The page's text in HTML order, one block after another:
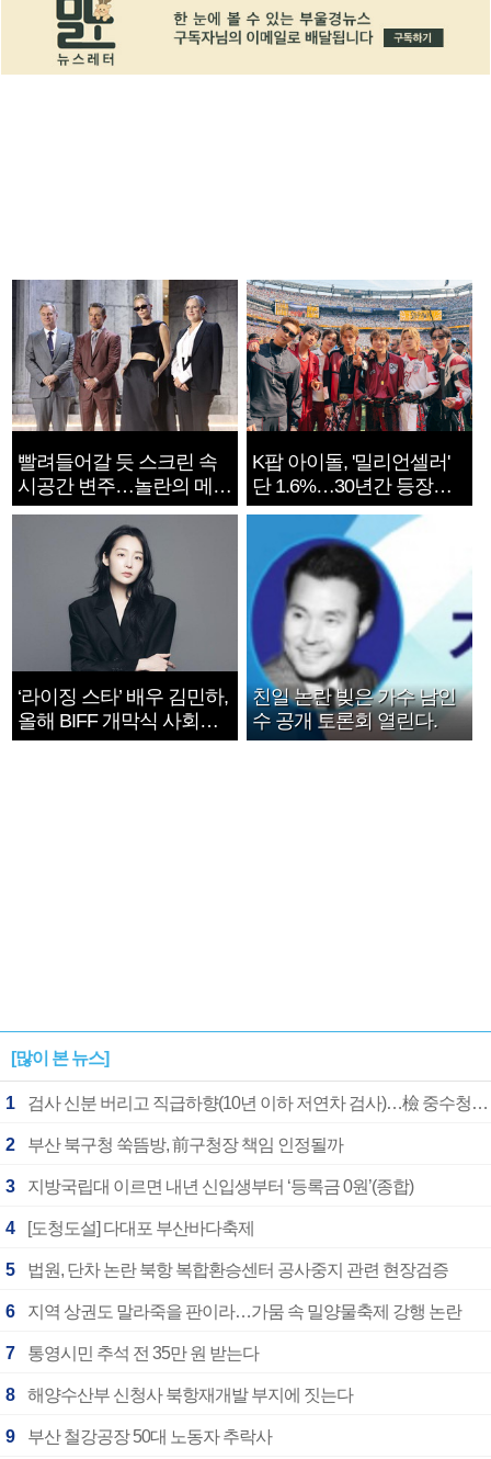
빨려들어갈 듯 스크린 속
시공간 변주…놀란의 메시
지는 ‘전쟁 속죄’
K팝 아이돌, '밀리언셀러'
단 1.6%…30년간 등장
1182개팀 전수조사
‘라이징 스타’ 배우 김민하,
올해 BIFF 개막식 사회자
확정
친일 논란 빚은 가수 남인
수 공개 토론회 열린다.
[많이 본 뉴스]
1 검사 신분 버리고 직급하향(10년 이하 저연차 검사)…檢 중수청행 기피
2 부산 북구청 쑥뜸방, 前구청장 책임 인정될까
3 지방국립대 이르면 내년 신입생부터 ‘등록금 0원’(종합)
4 [도청도설] 다대포 부산바다축제
5 법원, 단차 논란 북항 복합환승센터 공사중지 관련 현장검증
6 지역 상권도 말라죽을 판이라…가뭄 속 밀양물축제 강행 논란
7 통영시민 추석 전 35만 원 받는다
8 해양수산부 신청사 북항재개발 부지에 짓는다
9 부산 철강공장 50대 노동자 추락사